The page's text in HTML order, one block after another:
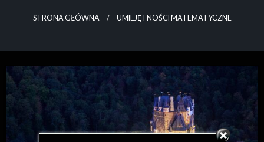
STRONA GŁÓWNA UMIEJĘTNOŚCI MATEMATYCZNE